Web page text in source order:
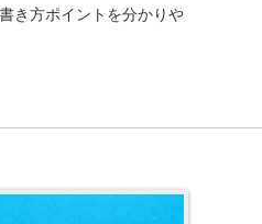
き方ポイントを分かりや